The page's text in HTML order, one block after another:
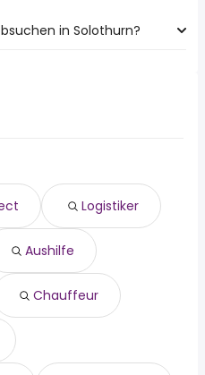
in Solothurn?
Logistiker
Aushilfe
Chauffeur